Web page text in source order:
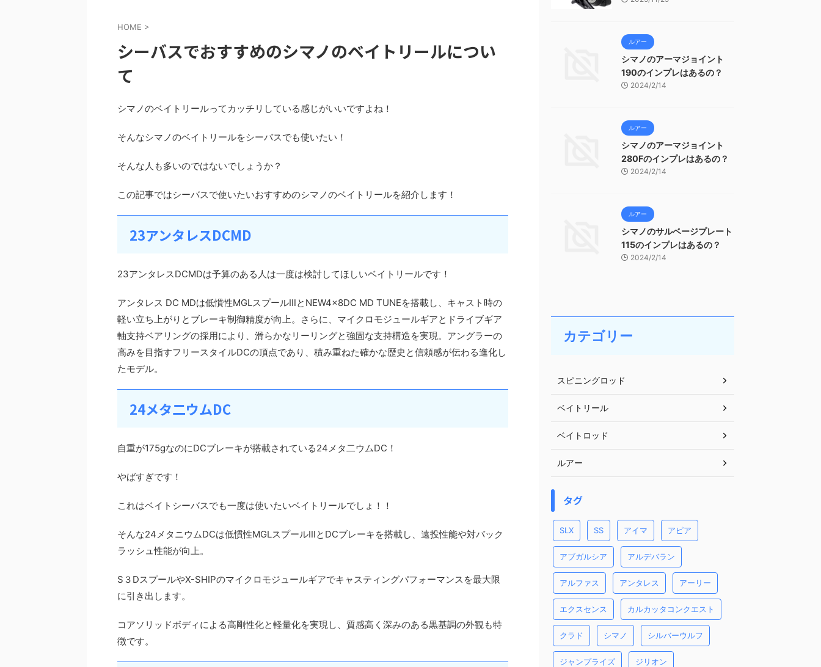
HOME >
シーバスでおすすめのシマノのベイトリールについ
て
シマノのベイトリールってカッチリしている感じがいいですよね！
そんなシマノのベイトリールをシーバスでも使いたい！
そんな人も多いのではないでしょうか？
この記事ではシーバスで使いたいおすすめのシマノのベイトリールを紹介します！
23アンタレスDCMD
23アンタレスDCMDは予算のある人は一度は検討してほしいベイトリールです！
アンタレス DC MDは低慣性MGLスプールⅢとNEW4×8DC MD TUNEを搭載し、キャスト時の
軽い立ち上がりとブレーキ制御精度が向上。さらに、マイクロモジュールギアとドライブギア
軸支持ベアリングの採用により、滑らかなリーリングと強固な支持構造を実現。アングラーの
高みを目指すフリースタイルDCの頂点であり、積み重ねた確かな歴史と信頼感が伝わる進化し
たモデル。
24メタ二ウムDC
自重が175gなのにDCブレーキが搭載されている24メタ二ウムDC！
やばすぎです！
これはベイトシーバスでも一度は使いたいベイトリールでしょ！！
そんな24メタニウムDCは低慣性MGLスプールⅢとDCブレーキを搭載し、遠投性能や対バック
ラッシュ性能が向上。
S３DスプールやX-SHIPのマイクロモジュールギアでキャスティングパフォーマンスを最大限
に引き出します。
コアソリッドボディによる高剛性化と軽量化を実現し、質感高く深みのある黒基調の外観も特
徴です。
ルアー
シマノのアーマジョイント
190のインプレはあるの？
2024/2/14
ルアー
シマノのアーマジョイント
280Fのインプレはあるの？
2024/2/14
ルアー
シマノのサルベージプレート
115のインプレはあるの？
2024/2/14
カテゴリー
スピニングロッド
ベイトリール
ベイトロッド
ルアー
タグ
SLX SS アイマ アピア
アブガルシア アルデバラン
アルファス アンタレス アーリー
エクスセンス カルカッタコンクエスト
クラド シマノ シルバーウルフ
ジャンプライズ ジリオン